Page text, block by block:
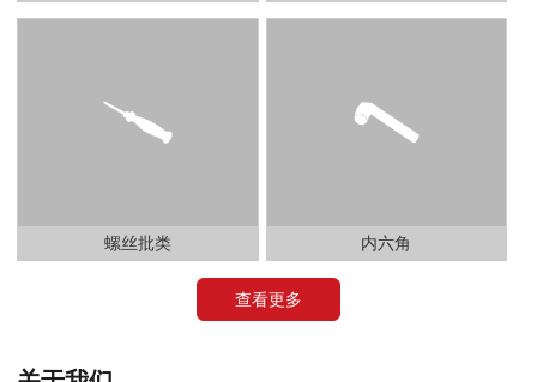
螺丝批类 内六角
查看更多